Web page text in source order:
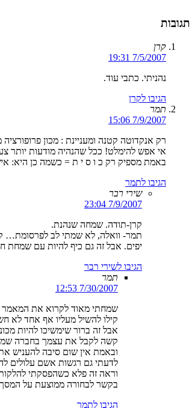
תגובות
קרן
7/5/2007 19:31
נהניתי. כתבי עוד.
הגיבו לקרן
תמר
7/9/2007 15:06
רק אנקדוטה קטנה ומעניינת : מכון
אי אפש להימלט! ככל שהנהיה מודעות יותר
באמת מספיק רק כ ו ס י ת = כשמה כן היא:
הגיבו לתמר
שירי רבר
7/9/2007 23:04
קרן-תודה. שמחה שנהנת.
תמר- וואלה, לא שמתי לב לפרסומת…
יפים. אבל זה גם כיף להיות עם שמחת
הגיבו לשירי רבר
תמר
7/30/2007 12:53
שמחתי מאוד לקרוא את המאמר
קילו להשיל מעליו אף אחד לא
אבל זה ברור שימשיכו להיות
קשה לקבל את עצמך בחברה שמתייחסת לקנקן
ובאמת אין שום סיבה להעניש
לדעתי גם רגשות אשם עלולים
וראה זה פלא כשהפסקתי להלקות
בקשר לבחורה ממוצעת על המסך
הגיבו לתמר